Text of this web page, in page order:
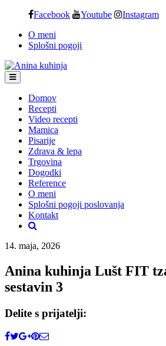
content
Facebook Youtube Instagram
O meni
Splošni pogoji
Domov
Recepti
Video recepti
Mamica
Pisarije
Zdrava & lepa
Trgovina
Dogodki
Reference
O meni
Splošni pogoji poslovanja
Kontakt
14. maja, 2026
Anina kuhinja Lušt FIT
sestavin 3
Delite s prijatelji: